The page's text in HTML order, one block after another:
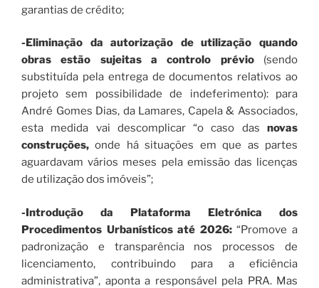
garantias de crédito;
-Eliminação da autorização de utilização quando
obras estão sujeitas a controlo prévio(sendo
substituída pela entrega de documentos relativos ao
projeto sem possibilidade de indeferimento): para
André Gomes Dias, da Lamares, Capela & Associados,
esta medida vai descomplicar “o caso das novas
construções, onde há situações em que as partes
aguardavam vários meses pela emissão das licenças
de utilização dos imóveis”;
-Introdução da Plataforma Eletrónica dos
Procedimentos Urbanísticos até 2026:“Promove a
padronização e transparência nos processos de
licenciamento, contribuindo para a eficiência
administrativa”, aponta a responsável pela PRA. Mas